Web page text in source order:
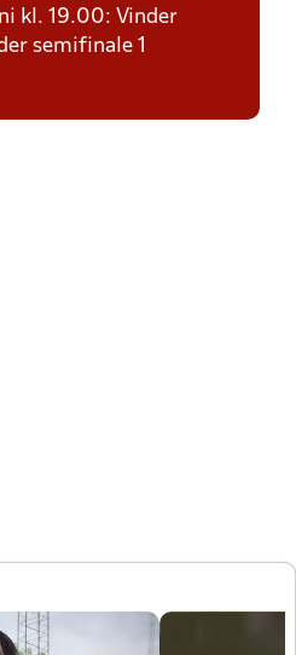
kl. 19.00: Vinder
semifinale 1